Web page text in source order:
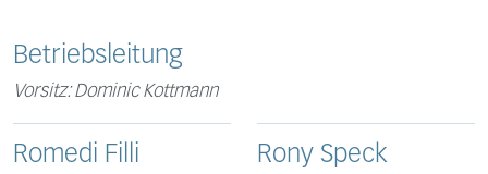
Betriebsleitung
Vorsitz: Dominic Kottmann
Romedi Filli Rony Speck